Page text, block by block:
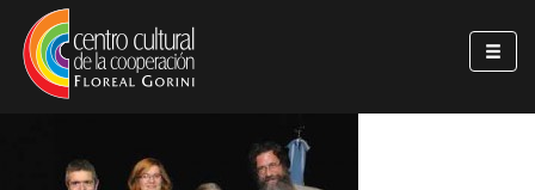
Pasar al contenido principal
Jump to main content